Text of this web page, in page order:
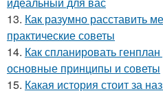
13. Как разумно расставить
практические советы
14. Как спланировать
основные принципы и советы
15. Какая история стоит за